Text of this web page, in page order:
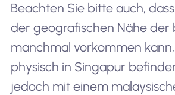
Beachten Sie bitte auch,
der geografischen Nähe der
manchmal vorkommen kann,
physisch in Singapur
jedoch mit einem